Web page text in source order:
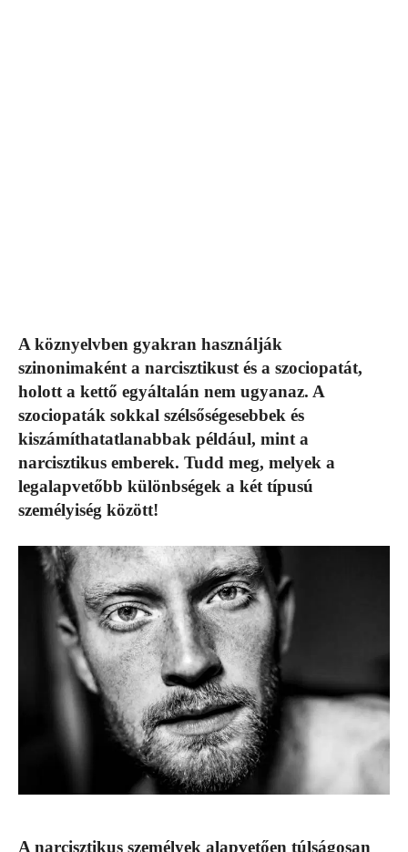
A köznyelvben gyakran használják
szinonimaként a narcisztikust és a szociopatát,
holott a kettő egyáltalán nem ugyanaz. A
szociopaták sokkal szélsőségesebbek és
kiszámíthatatlanabbak például, mint a
narcisztikus emberek. Tudd meg, melyek a
legalapvetőbb különbségek a két típusú
személyiség között!
A narcisztikus személyek alapvetően túlságosan